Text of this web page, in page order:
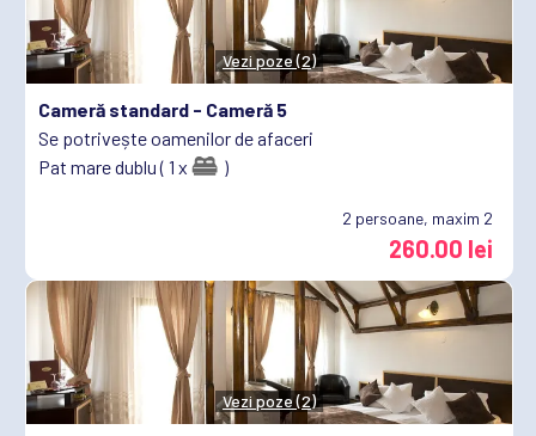
Vezi poze (2)
Cameră standard - Cameră 5
Se potrivește oamenilor de afaceri
Pat mare dublu ( 1 x
)
2 persoane, maxim 2
260.00 lei
Vezi poze (2)